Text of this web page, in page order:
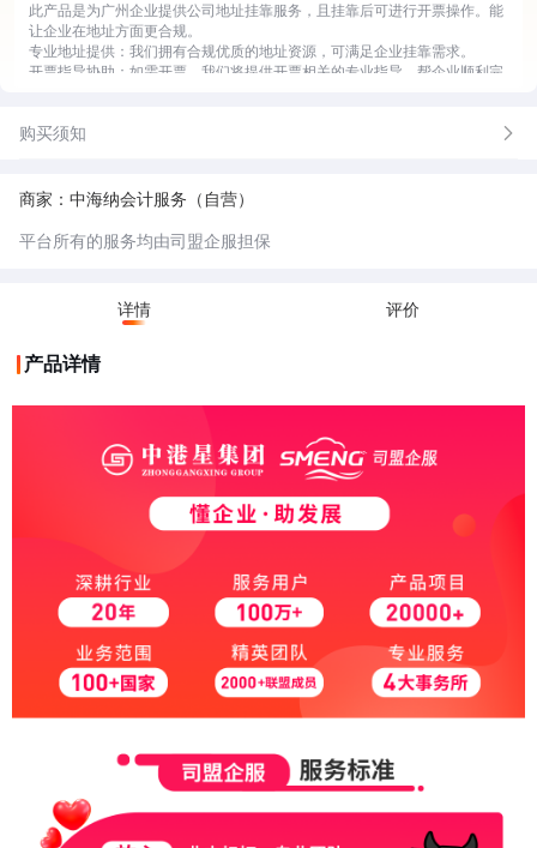
此产品是为广州企业提供公司地址挂靠服务，且挂靠后可进行开票操作。能
让企业在地址方面更合规。
专业地址提供：我们拥有合规优质的地址资源，可满足企业挂靠需求。
开票指导协助：如需开票，我们将提供开票相关的专业指导，帮企业顺利完
地址维护管理：持续对挂靠地址进行维护管理，确保地址稳定可用。
购买须知
商家：中海纳会计服务（自营）
平台所有的服务均由司盟企服担保
详情 评价
产品详情